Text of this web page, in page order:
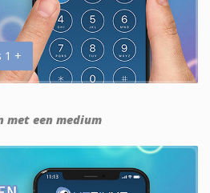
1 +
met een medium